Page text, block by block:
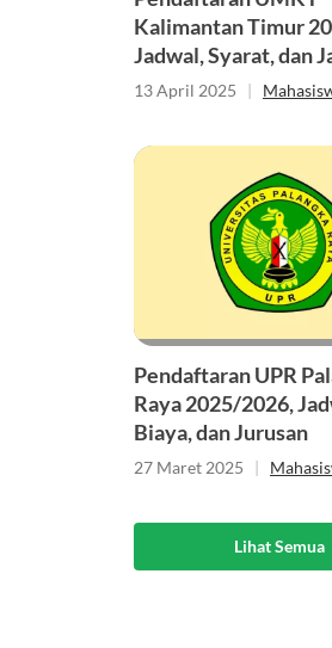
Kalimantan Timur
Jadwal, Syarat, dan
13 April 2025 |
Pendaftaran UPR
Raya 2025/2026,
Biaya, dan Jurusan
27 Maret 2025 |
Lihat Semua